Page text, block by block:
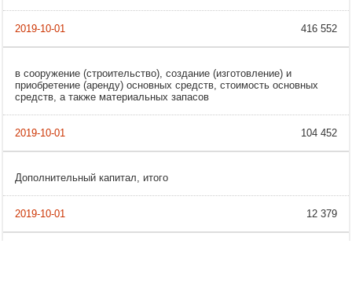
416 552
в сооружение (строительство), создание (изготовление) и
приобретение (аренду) основных средств, стоимость основных
средств, а также материальных запасов
104 452
Дополнительный капитал, итого
12 379